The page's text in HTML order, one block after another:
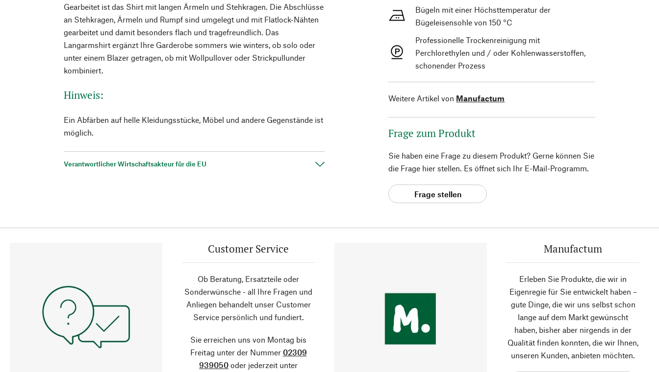
Gearbeitet ist das Shirt mit langen Ärmeln und Stehkragen. Die Abschlüsse
an Stehkragen, Ärmeln und Rumpf sind umgelegt und mit Flatlock-Nähten
gearbeitet und damit besonders flach und tragefreundlich. Das
Langarmshirt ergänzt Ihre Garderobe sommers wie winters, ob solo oder
unter einem Blazer getragen, ob mit Wollpullover oder Strickpullunder
kombiniert.
Hinweis:
Ein Abfärben auf helle Kleidungsstücke, Möbel und andere Gegenstände ist
möglich.
Verantwortlicher Wirtschaftsakteur für die EU
Bügeln mit einer Höchsttemperatur der
Bügeleisensohle von 150 °C
Professionelle Trockenreinigung mit
Perchlorethylen und / oder Kohlenwasserstoffen,
schonender Prozess
Weitere Artikel von Manufactum
Frage zum Produkt
Sie haben eine Frage zu diesem Produkt? Gerne können Sie
die Frage hier stellen. Es öffnet sich Ihr E-Mail-Programm.
Frage stellen
Customer Service
Ob Beratung, Ersatzteile oder
Sonderwünsche - all Ihre Fragen und
Anliegen behandelt unser Customer
Service persönlich und fundiert.
Sie erreichen uns von Montag bis
Freitag unter der Nummer 02309
939050 oder jederzeit unter
Manufactum
Erleben Sie Produkte, die wir in
Eigenregie für Sie entwickelt haben –
gute Dinge, die wir uns selbst schon
lange auf dem Markt gewünscht
haben, bisher aber nirgends in der
Qualität finden konnten, die wir Ihnen,
unseren Kunden, anbieten möchten.